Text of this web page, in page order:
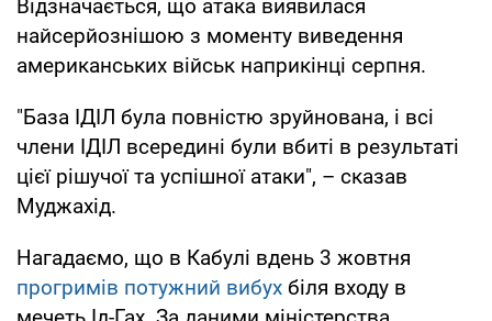
Відзначається, що атака виявилася
найсерйознішою з моменту виведення
американських військ наприкінці серпня.
"База ІДІЛ була повністю зруйнована, і всі
члени ІДІЛ всередині були вбиті в результаті
цієї рішучої та успішної атаки", – сказав
Муджахід.
Нагадаємо, що в Кабулі вдень 3 жовтня
прогримів потужний вибух біля входу в